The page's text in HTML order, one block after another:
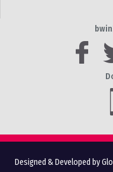
Designed & Developed by